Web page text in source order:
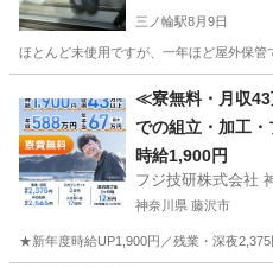
三ノ輪駅8月9日
ほとんど未使用ですが、一年ほど屋外保管
三ノ輪駅 洗濯用
≪寮無料・月収
での組立・加工・
時給1,900円
フジ技研株式会社
神奈川県 藤沢市
★新年度時給UP1,900円／残業・深夜